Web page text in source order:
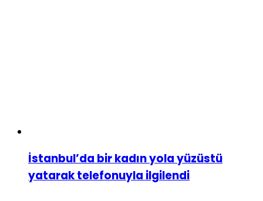
İstanbul’da bir kadın yola yüzüstü
yatarak telefonuyla ilgilendi